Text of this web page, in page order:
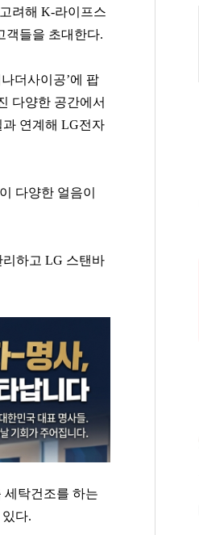
려해 K-라이프스
객들을 초대한다.
더사이공’에 팝
다양한 공간에서
연계해 LG전자
다양한 얼음이
하고 LG 스탠바
세탁건조를 하는
다.